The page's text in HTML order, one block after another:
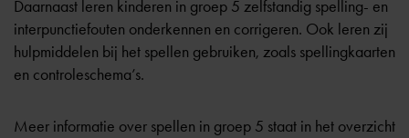
Daarnaast leren kinderen in groep 5 zelfstandig spelling- en
interpunctiefouten onderkennen en corrigeren. Ook leren zij
hulpmiddelen bij het spellen gebruiken, zoals spellingkaarten
en controleschema’s.
Meer informatie over spellen in groep 5 staat in het overzicht